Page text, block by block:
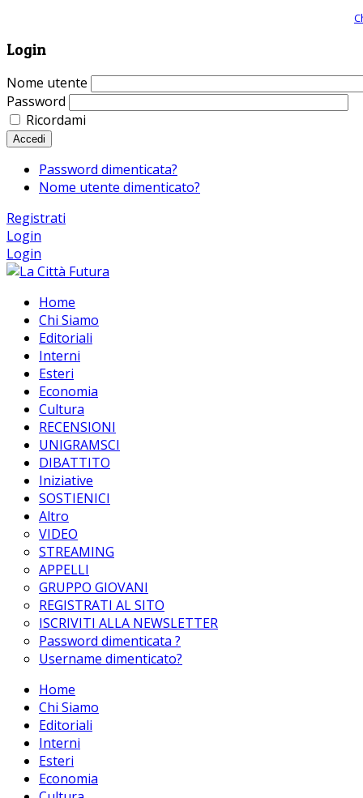
Login
Nome utente
Password
Ricordami
Accedi
Password dimenticata?
Nome utente dimenticato?
Registrati
Login
Login
Home
Chi Siamo
Editoriali
Interni
Esteri
Economia
Cultura
RECENSIONI
UNIGRAMSCI
DIBATTITO
Iniziative
SOSTIENICI
Altro
VIDEO
STREAMING
APPELLI
GRUPPO GIOVANI
REGISTRATI AL SITO
ISCRIVITI ALLA NEWSLETTER
Password dimenticata ?
Username dimenticato?
Home
Chi Siamo
Editoriali
Interni
Esteri
Economia